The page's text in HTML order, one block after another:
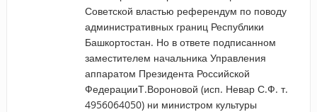
Советской властью референдум по поводу
административных границ Республики
Башкортостан. Но в ответе подписанном
заместителем начальника Управления
аппаратом Президента Российской
ФедерацииТ.Вороновой (исп. Невар С.Ф. т.
4956064050) ни министром культуры